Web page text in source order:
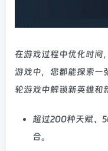
在游戏过程中优化时间
游戏中，您都能探索一
轮游戏中解锁新英雄和
超过200种天赋、
合。